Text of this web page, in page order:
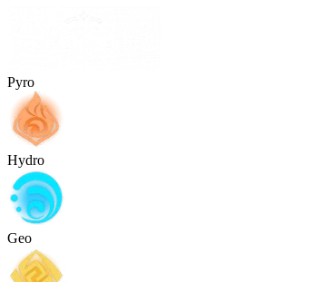
Pyro
Hydro
Geo